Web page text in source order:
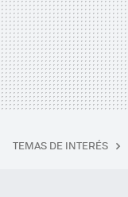
TEMAS DE INTERÉS